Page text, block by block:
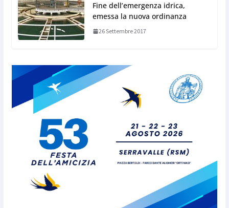
Fine dell’emergenza idrica,
emessa la nuova ordinanza
26 Settembre 2017